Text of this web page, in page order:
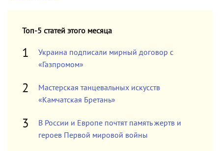
Топ-5 статей этого месяца
Украина подписали мирный договор с
«Газпромом»
Мастерская танцевальных искусств
«Камчатская Бретань»
В России и Европе почтят память жертв и
героев Первой мировой войны